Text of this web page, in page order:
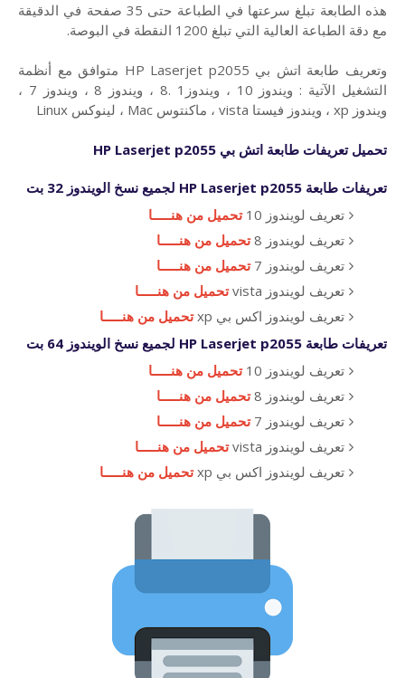
هذه الطابعة تبلغ سرعتها في الطباعة حتى 35 صفحة في الدقيقة
مع دقة الطباعة العالية التي تبلغ 1200 النقطة في البوصة.
وتعريف طابعة اتش بي HP Laserjet p2055 متوافق مع أنظمة
التشغيل الآتية : ويندوز 10 ، ويندوز1 .8 ، ويندوز 8 ، ويندوز 7 ،
ويندوز xp ، ويندوز فيستا vista ، ماكنتوس Mac ، لينوكس Linux
تحميل تعريفات طابعة اتش بي HP Laserjet p2055
تعريفات طابعة HP Laserjet p2055 لجميع نسخ الويندوز 32 بت
تعريف لويندوز 10
تحميل من هنـــــا
تعريف لويندوز 8
تحميل من هنـــــا
تعريف لويندوز 7
تحميل من هنـــــا
تعريف لويندوز vista
تحميل من هنـــــا
تعريف لويندوز اكس بي xp
تحميل من هنـــــا
تعريفات طابعة HP Laserjet p2055 لجميع نسخ الويندوز 64 بت
تعريف لويندوز 10
تحميل من هنـــــا
تعريف لويندوز 8
تحميل من هنـــــا
تعريف لويندوز 7
تحميل من هنـــــا
تعريف لويندوز vista
تحميل من هنـــــا
تعريف لويندوز اكس بي xp
تحميل من هنـــــا